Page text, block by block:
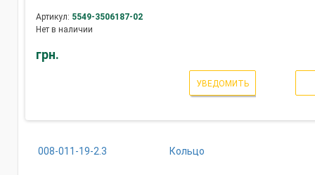
Артикул: 5549-3506187-02
Нет в наличии
грн.
УВЕДОМИТЬ
008-011-19-2.3 Кольцо